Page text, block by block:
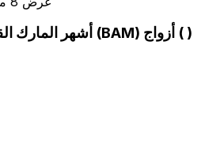
أشهر المارك القابل للتحويل البوسني (BAM) أزواج ( )